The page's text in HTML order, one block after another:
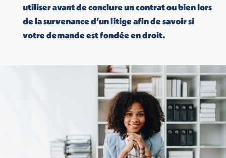
utiliser avant de conclure un contrat ou bien lors
de la survenance d’un litige afin de savoir si
votre demande est fondée en droit.